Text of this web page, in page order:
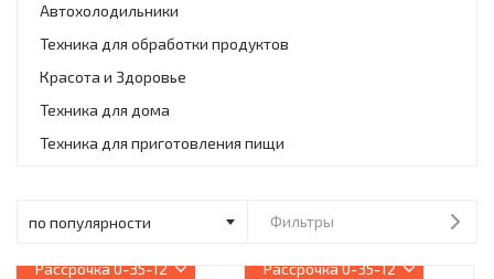
Климатическая техника
Встраиваемая техника
Мелкая бытовая техника
Встраиваемая техника
Крупнобытовая техника
Мелкая бытовая техника
Автохолодильники
Техника для обработки продуктов
Красота и Здоровье
Техника для дома
Техника для приготовления пищи
Фильтры
Рассрочка0-35-12 Рассрочка0-35-12